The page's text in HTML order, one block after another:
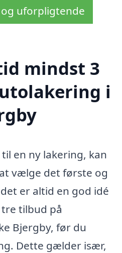
uforpligtende
mindst 3
i
en ny lakering, kan
vælge det første og
er altid en god idé
tilbud på
Bjergby, før du
Dette gælder især,